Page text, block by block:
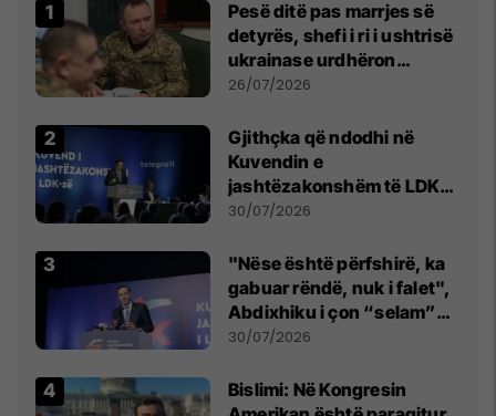
Pesë ditë pas marrjes së
detyrës, shefi i ri i ushtrisë
ukrainase urdhëron
kontroll të madh
26/07/2026
Gjithçka që ndodhi në
Kuvendin e
jashtëzakonshëm të LDK-
së
30/07/2026
"Nëse është përfshirë, ka
gabuar rëndë, nuk i falet",
Abdixhiku i çon “selam”
Përparim Ramës
30/07/2026
Bislimi: Në Kongresin